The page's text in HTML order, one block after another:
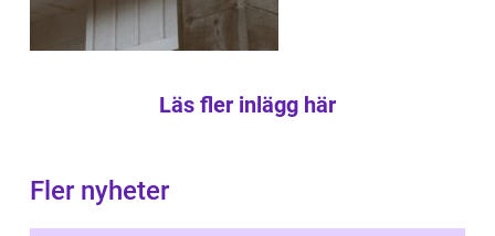
Läs fler inlägg här
Fler nyheter